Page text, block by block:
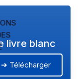
livre blanc
➔ Télécharger